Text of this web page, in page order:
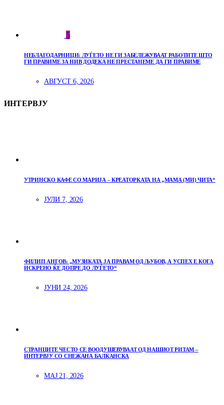
5
НЕБЛАГОДАРНИЦИ: ЛУЃЕТО НЕ ГИ ЗАБЕЛЕЖУВААТ РАБОТИТЕ ШТО
ГИ ПРАВИМЕ ЗА НИВ ДОДЕКА НЕ ПРЕСТАНЕМЕ ДА ГИ ПРАВИМЕ
АВГУСТ 6, 2026
ИНТЕРВЈУ
УТРИНСКО КАФЕ СО МАРИЈА – КРЕАТОРКАТА НА „МАМА (МИ) ЧИТА“
ЈУЛИ 7, 2026
ФИЛИП АНГОВ: „МУЗИКАТА ЈА ПРАВАМ ОД ЉУБОВ, А УСПЕХ Е КОГА
ИСКРЕНО ЌЕ ДОПРЕ ДО ЛУЃЕТО“
ЈУНИ 24, 2026
СТРАНЦИТЕ ЧЕСТО СЕ ВООДУШЕВУВААТ ОД НАШИОТ РИТАМ –
ИНТЕРВЈУ СО СНЕЖАНА БАЛКАНСКА
МАЈ 21, 2026